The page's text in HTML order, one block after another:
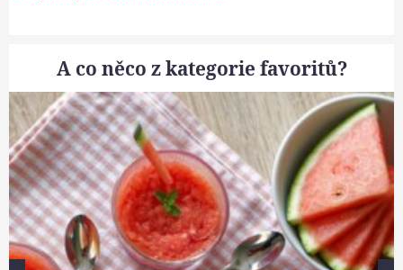
A co něco z kategorie favoritů?